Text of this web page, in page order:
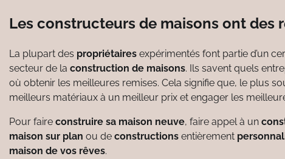
Les constructeurs de maisons ont des
La plupart des propriétaires expérimentés font partie d’un
secteur de la construction de maisons. Ils savent quels
où obtenir les meilleures remises. Cela signifie que, le plus
meilleurs matériaux à un meilleur prix et engager les
Pour faire construire sa maison neuve, faire appel à un
maison sur plan ou de constructions entièrement
maison de vos rêves.